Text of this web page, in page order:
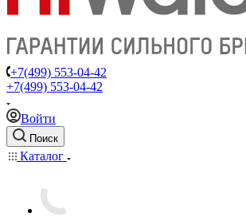
+7(499) 553-04-42
+7(499) 553-04-42
Войти
Поиск
Каталог